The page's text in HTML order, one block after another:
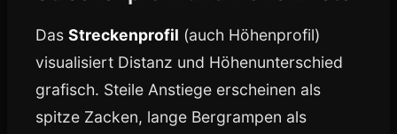
Das Streckenprofil (auch Höhenprofil)
visualisiert Distanz und Höhenunterschied
grafisch. Steile Anstiege erscheinen als
spitze Zacken, lange Bergrampen als